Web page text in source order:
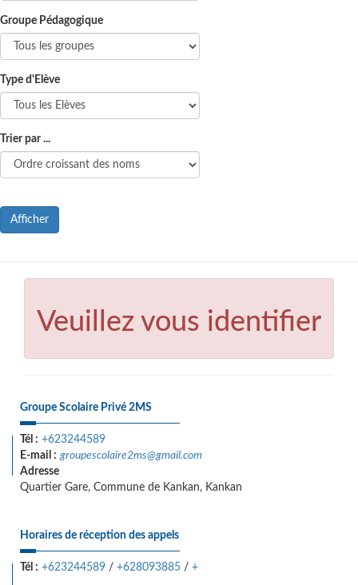
Groupe Pédagogique
Type d'Elève
Trier par ...
Afficher
Veuillez vous identifier
Groupe Scolaire Privé 2MS
Tél : +623244589
E-mail : groupescolaire2ms@gmail.com
Adresse
Quartier Gare, Commune de Kankan, Kankan
Horaires de réception des appels
Tél : +623244589 / +628093885 / +